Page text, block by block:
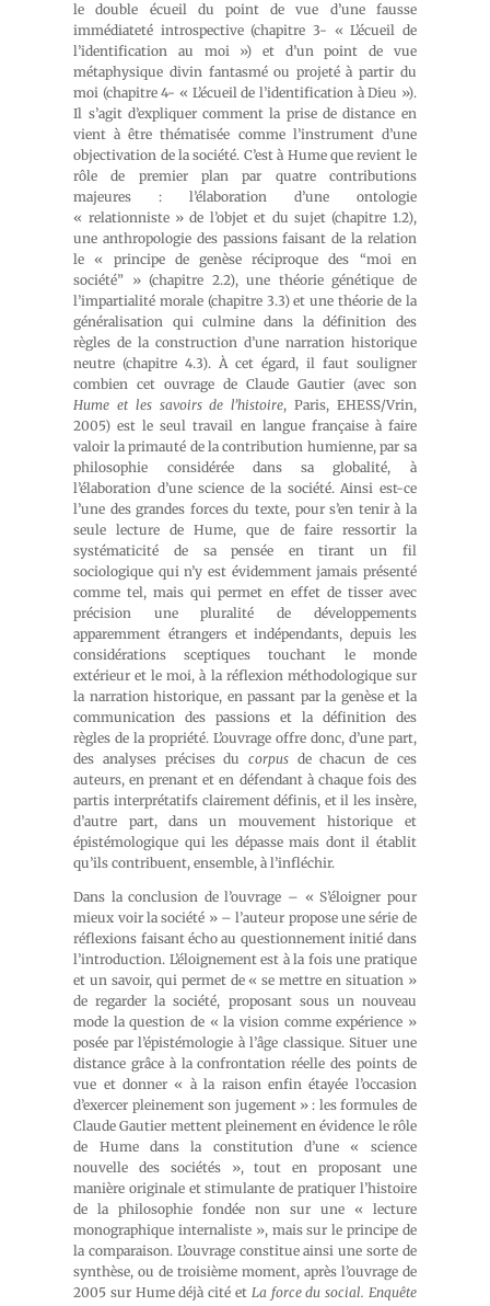
le double écueil du point de vue d’une fausse
immédiateté introspective (chapitre 3- « L’écueil de
l’identification au moi ») et d’un point de vue
métaphysique divin fantasmé ou projeté à partir du
moi (chapitre 4- « L’écueil de l’identification à Dieu »).
Il s’agit d’expliquer comment la prise de distance en
vient à être thématisée comme l’instrument d’une
objectivation de la société. C’est à Hume que revient le
rôle de premier plan par quatre contributions
majeures : l’élaboration d’une ontologie
« relationniste » de l’objet et du sujet (chapitre 1.2),
une anthropologie des passions faisant de la relation
le « principe de genèse réciproque des “moi en
société” » (chapitre 2.2), une théorie génétique de
l’impartialité morale (chapitre 3.3) et une théorie de la
généralisation qui culmine dans la définition des
règles de la construction d’une narration historique
neutre (chapitre 4.3). À cet égard, il faut souligner
combien cet ouvrage de Claude Gautier (avec son
Hume et les savoirs de l’histoire, Paris, EHESS/Vrin,
2005) est le seul travail en langue française à faire
valoir la primauté de la contribution humienne, par sa
philosophie considérée dans sa globalité, à
l’élaboration d’une science de la société. Ainsi est-ce
l’une des grandes forces du texte, pour s’en tenir à la
seule lecture de Hume, que de faire ressortir la
systématicité de sa pensée en tirant un fil
sociologique qui n’y est évidemment jamais présenté
comme tel, mais qui permet en effet de tisser avec
précision une pluralité de développements
apparemment étrangers et indépendants, depuis les
considérations sceptiques touchant le monde
extérieur et le moi, à la réflexion méthodologique sur
la narration historique, en passant par la genèse et la
communication des passions et la définition des
règles de la propriété. L’ouvrage offre donc, d’une part,
des analyses précises du corpus de chacun de ces
auteurs, en prenant et en défendant à chaque fois des
partis interprétatifs clairement définis, et il les insère,
d’autre part, dans un mouvement historique et
épistémologique qui les dépasse mais dont il établit
qu’ils contribuent, ensemble, à l’infléchir.
Dans la conclusion de l’ouvrage – « S’éloigner pour
mieux voir la société » – l’auteur propose une série de
réflexions faisant écho au questionnement initié dans
l’introduction. L’éloignement est à la fois une pratique
et un savoir, qui permet de « se mettre en situation »
de regarder la société, proposant sous un nouveau
mode la question de « la vision comme expérience »
posée par l’épistémologie à l’âge classique. Situer une
distance grâce à la confrontation réelle des points de
vue et donner « à la raison enfin étayée l’occasion
d’exercer pleinement son jugement » : les formules de
Claude Gautier mettent pleinement en évidence le rôle
de Hume dans la constitution d’une « science
nouvelle des sociétés », tout en proposant une
manière originale et stimulante de pratiquer l’histoire
de la philosophie fondée non sur une « lecture
monographique internaliste », mais sur le principe de
la comparaison. L’ouvrage constitue ainsi une sorte de
synthèse, ou de troisième moment, après l’ouvrage de
2005 sur Hume déjà cité et La force du social. Enquête